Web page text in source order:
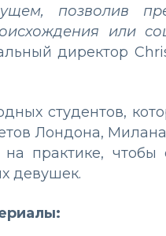
позволив
или
директор
студентов,
Лондона,
практике, чтобы
девушек.